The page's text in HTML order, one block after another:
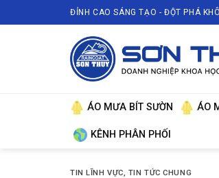
to
ĐỈNH CAO SÁNG TẠO - ĐỘT PHÁ
ÁO MƯA BÍT SƯỜN ÁO
KÊNH PHÂN PHỐI
TIN LĨNH VỰC, TIN TỨC CHUNG